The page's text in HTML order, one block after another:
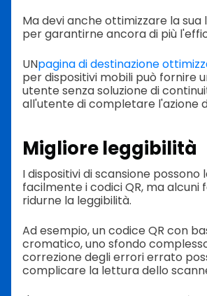
Ma devi anche ottimizzare la sua
per garantirne ancora di più
UNpagina di destinazione
per dispositivi mobili può fornire
utente senza soluzione di
all'utente di completare l'azione
Migliore leggibilità
I dispositivi di scansione possono
facilmente i codici QR, ma alcuni
ridurne la leggibilità.
Ad esempio, un codice QR con
cromatico, uno sfondo
correzione degli errori errato
complicare la lettura dello